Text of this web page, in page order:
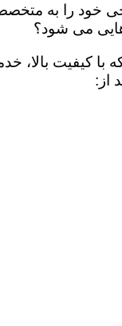
خود را به
می شود؟
با کیفیت بالا،
از: